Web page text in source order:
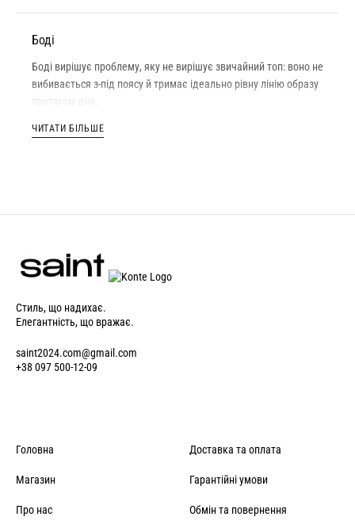
Боді
Боді вирішує проблему, яку не вирішує звичайний топ: воно не
вибивається з-під поясу й тримає ідеально рівну лінію образу
костюмними штанями, мереживні й атласні — як вечірній
повернення протягом 14 днів.
ЧИТАТИ БІЛЬШЕ
Стиль, що надихає.
Елегантність, що вражає.
saint2024.com@gmail.com
+38 097 500-12-09
Головна
Магазин
Про нас
Доставка та оплата
Гарантійні умови
Обмін та повернення